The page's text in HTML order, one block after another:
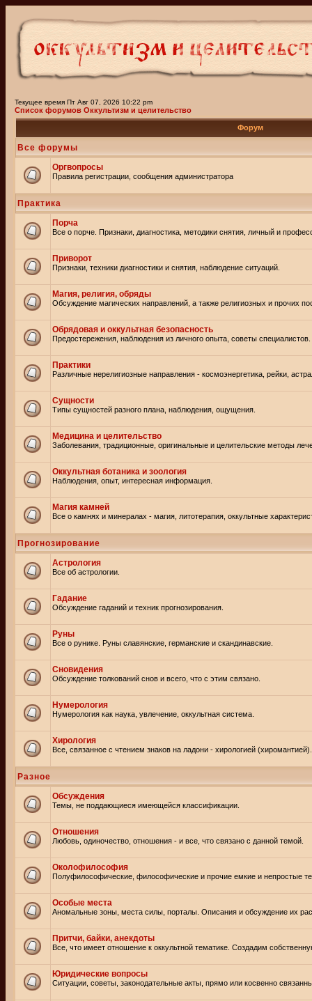
Текущее время Пт Авг 07, 2026 10:22 pm
Список форумов Оккультизм и целительство
Форум
Все форумы
Оргвопросы
Правила регистрации, сообщения администратора
Практика
Порча
Все о порче. Признаки, диагностика, методики снятия, личный и
Приворот
Признаки, техники диагностики и снятия, наблюдение ситуаций.
Магия, религия, обряды
Обсуждение магических направлений, а также религиозных и прочих
Обрядовая и оккультная безопасность
Предостережения, наблюдения из личного опыта, советы специалистов.
Практики
Различные нерелигиозные направления - космоэнергетика, рейки,
Сущности
Типы сущностей разного плана, наблюдения, ощущения.
Медицина и целительство
Заболевания, традиционные, оригинальные и целительские методы
Оккультная ботаника и зоология
Наблюдения, опыт, интересная информация.
Магия камней
Все о камнях и минералах - магия, литотерапия, оккультные
Прогнозирование
Астрология
Все об астрологии.
Гадание
Обсуждение гаданий и техник прогнозирования.
Руны
Все о рунике. Руны славянские, германские и скандинавские.
Сновидения
Обсуждение толкований снов и всего, что с этим связано.
Нумерология
Нумерология как наука, увлечение, оккультная система.
Хирология
Все, связанное с чтением знаков на ладони - хирологией (хиромантией).
Разное
Обсуждения
Темы, не поддающиеся имеющейся классификации.
Отношения
Любовь, одиночество, отношения - и все, что связано с данной темой.
Околофилософия
Полуфилософические, философические и прочие емкие и непростые
Особые места
Аномальные зоны, места силы, порталы. Описания и обсуждение их
Притчи, байки, анекдоты
Все, что имеет отношение к оккультной тематике. Создадим
Юридические вопросы
Ситуации, советы, законодательные акты, прямо или косвенно